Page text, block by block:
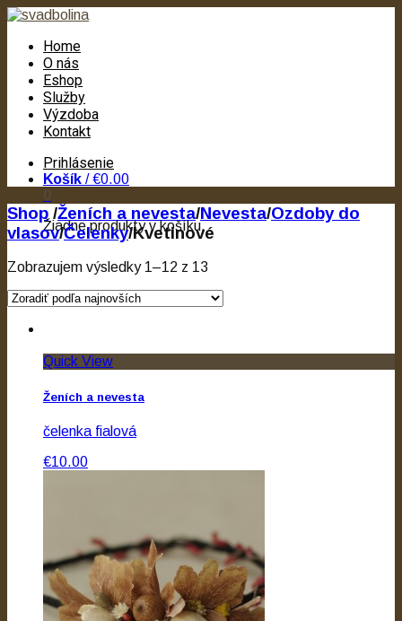
Home
O nás
Eshop
Služby
Výzdoba
Kontakt
Prihlásenie
Košík /€0.00
Žiadne produkty v košíku.
Shop /Ženích a nevesta/Nevesta/Ozdoby do
vlasov/Čelenky/Kvetinové
Zobrazujem výsledky 1–12 z 13
Quick View
Ženích a nevesta
čelenka fialová
€10.00